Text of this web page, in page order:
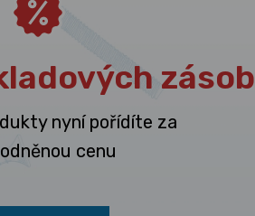
zásob
nyní pořídíte za
cenu